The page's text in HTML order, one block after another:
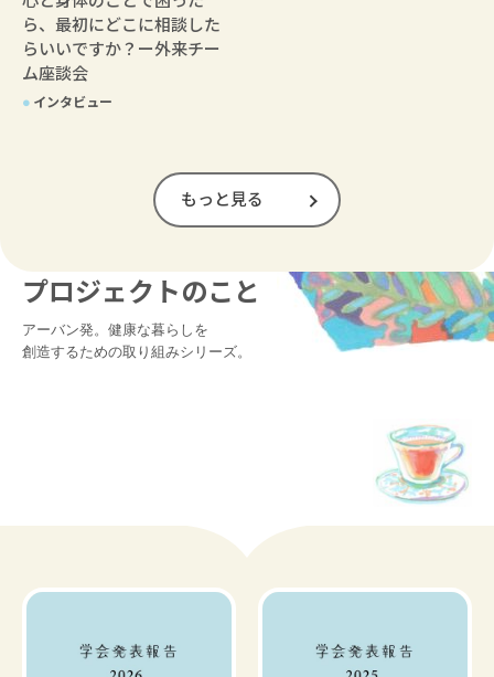
ら、最初にどこに相談した
らいいですか？ー外来チー
ム座談会
● インタビュー
もっと見る
プロジェクトのこと
アーバン発。健康な暮らしを
創造するための取り組みシリーズ。